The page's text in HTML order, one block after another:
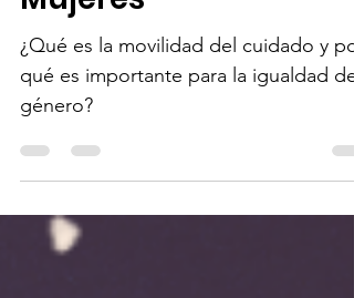
Movilidad del cuidado
- Traslados de las
Mujeres
¿Qué es la movilidad del cuidado y por
qué es importante para la igualdad de
género?